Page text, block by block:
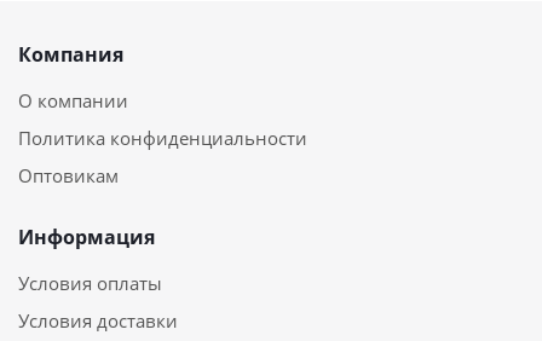
Компания
О компании
Политика конфиденциальности
Оптовикам
Информация
Условия оплаты
Условия доставки